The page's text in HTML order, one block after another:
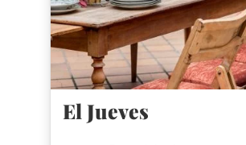
El Jueves